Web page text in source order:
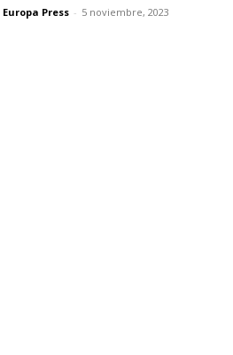
Europa Press - 5 noviembre, 2023